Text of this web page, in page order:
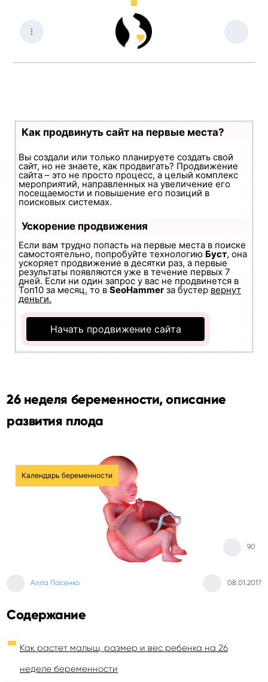
Как продвинуть сайт на первые места?
Вы создали или только планируете создать свой
сайт, но не знаете, как продвигать? Продвижение
сайта – это не просто процесс, а целый комплекс
мероприятий, направленных на увеличение его
посещаемости и повышение его позиций в
поисковых системах.
Ускорение продвижения
Если вам трудно попасть на первые места в поиске
самостоятельно, попробуйте технологию Буст, она
ускоряет продвижение в десятки раз, а первые
результаты появляются уже в течение первых 7
дней. Если ни один запрос у вас не продвинется в
Топ10 за месяц, то в SeoHammer за бустер вернут
деньги.
Начать продвижение сайта
26 неделя беременности, описание
развития плода
Календарь беременности
Алла Пасенко 08.01.2017
90
Содержание
Как растет малыш, размер и вес ребенка на 26
неделе беременности